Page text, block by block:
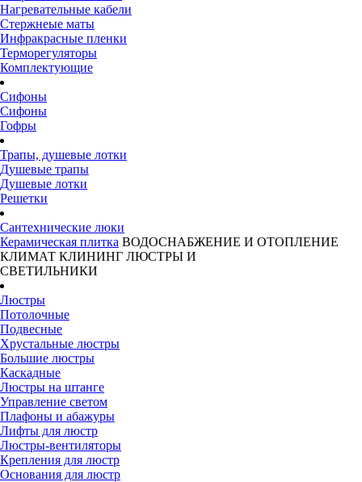
Нагревательные кабели
Стержнеые маты
Инфракрасные пленки
Терморегуляторы
Комплектующие
Сифоны
Сифоны
Гофры
Трапы, душевые лотки
Душевые трапы
Душевые лотки
Решетки
Сантехнические люки
Керамическая плитка ВОДОСНАБЖЕНИЕ И ОТОПЛЕНИЕ
КЛИМАТ КЛИНИНГ ЛЮСТРЫ И
СВЕТИЛЬНИКИ
Люстры
Потолочные
Подвесные
Хрустальные люстры
Большие люстры
Каскадные
Люстры на штанге
Управление светом
Плафоны и абажуры
Лифты для люстр
Люстры-вентиляторы
Крепления для люстр
Основания для люстр